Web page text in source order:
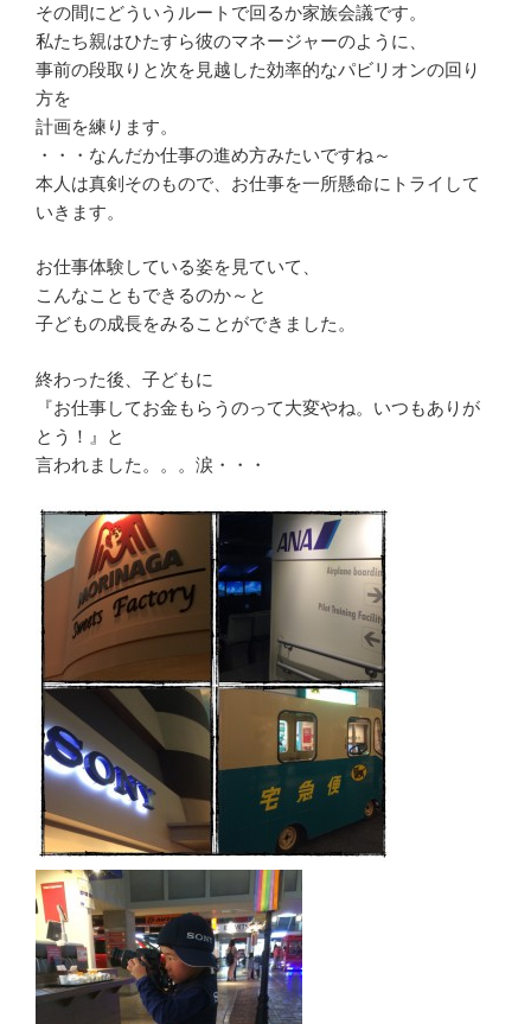
その間にどういうルートで回るか家族会議です。
私たち親はひたすら彼のマネージャーのように、
事前の段取りと次を見越した効率的なパビリオンの回り
方を
計画を練ります。
・・・なんだか仕事の進め方みたいですね～
本人は真剣そのもので、お仕事を一所懸命にトライして
いきます。
お仕事体験している姿を見ていて、
こんなこともできるのか～と
子どもの成長をみることができました。
終わった後、子どもに
『お仕事してお金もらうのって大変やね。いつもありが
とう！』と
言われました。。。涙・・・